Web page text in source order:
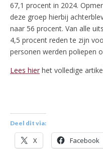
67,1 procent in 2024.
deze groep hierbij
naar 56 procent. Van alle
4,5 procent reden te zijn
personen werden poliepen
Lees hier het volledige
Deel dit via:
X Facebook